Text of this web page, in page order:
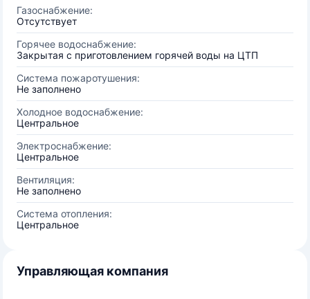
Газоснабжение:
Отсутствует
Горячее водоснабжение:
Закрытая с приготовлением горячей воды на ЦТП
Система пожаротушения:
Не заполнено
Холодное водоснабжение:
Центральное
Электроснабжение:
Центральное
Вентиляция:
Не заполнено
Система отопления:
Центральное
Управляющая компания